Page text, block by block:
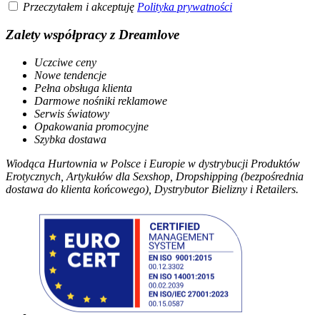
Przeczytałem i akceptuję Polityka prywatności
Zalety współpracy z Dreamlove
Uczciwe ceny
Nowe tendencje
Pełna obsługa klienta
Darmowe nośniki reklamowe
Serwis światowy
Opakowania promocyjne
Szybka dostawa
Wiodąca Hurtownia w Polsce i Europie w dystrybucji Produktów
Erotycznych, Artykułów dla Sexshop, Dropshipping (bezpośrednia
dostawa do klienta końcowego), Dystrybutor Bielizny i Retailers.